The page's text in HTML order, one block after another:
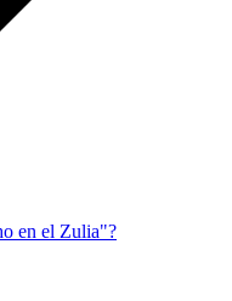
en el Zulia"?